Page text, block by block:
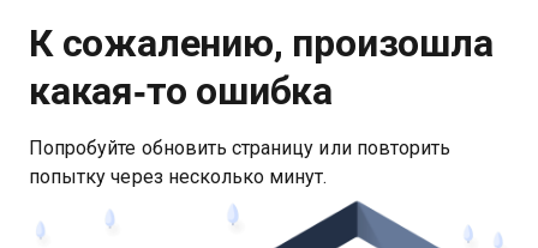
К сожалению, произошла
какая‑то ошибка
Попробуйте обновить страницу или повторить
попытку через несколько минут.